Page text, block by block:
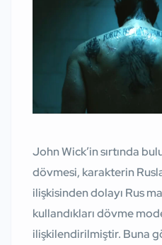
John Wick’in sırtında
dövmesi, karakterin
ilişkisinden dolayı Rus
kullandıkları dövme
ilişkilendirilmiştir. Buna